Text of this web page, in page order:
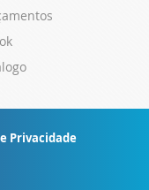
Privacidade